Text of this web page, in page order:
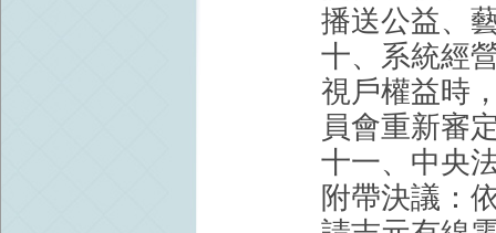
播送公益、
十、系統經
視戶權益時
員會重新審
十一、中央
附帶決議：